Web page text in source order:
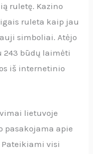
ruletę. Kazino
ruleta kaip jau
simboliai. Atėjo
būdų laimėti
iš internetinio
lietuvoje
pasakojama apie
visi